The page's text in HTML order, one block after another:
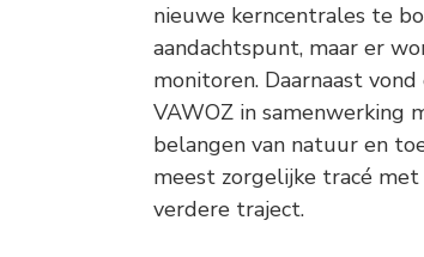
nieuwe kerncentrales te
aandachtspunt, maar er
monitoren. Daarnaast
VAWOZ in samenwerking
belangen van natuur en
meest zorgelijke tracé
verdere traject.